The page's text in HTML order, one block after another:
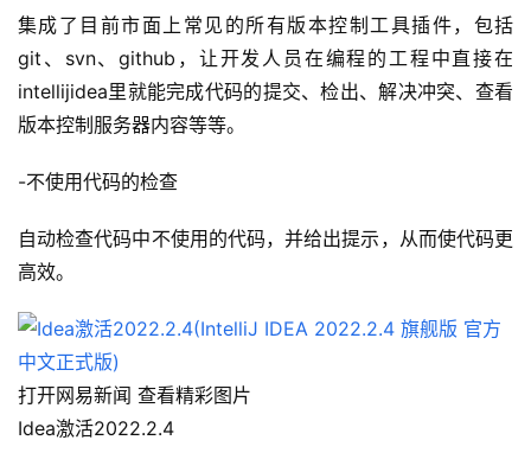
集成了目前市面上常见的所有版本控制工具插件，包括
git、svn、github，让开发人员在编程的工程中直接在
intellijidea里就能完成代码的提交、检出、解决冲突、查看
版本控制服务器内容等等。
-不使用代码的检查
自动检查代码中不使用的代码，并给出提示，从而使代码更
高效。
打开网易新闻 查看精彩图片
Idea激活2022.2.4